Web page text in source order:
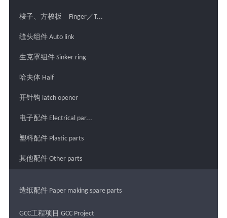
梭子、方梭板 Finger／T...
缝头组件 Auto link
生克罩组件 Sinker ring
哈夫体 Half
开针钩 latch opener
电子配件 Electrical par...
塑料配件 Plastic parts
其他配件 Other parts
造纸配件 Paper making spare parts
GCC工程项目 GCC Project